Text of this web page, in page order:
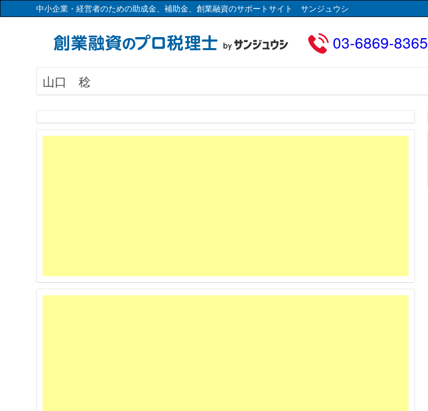
中小企業・経営者のための助成金、補助金、創業融資のサポートサイト サンジュウシ
03-6869-8365
山口 稔